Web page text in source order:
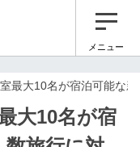
メニュー
最大10名が宿泊可能な
大10名が宿